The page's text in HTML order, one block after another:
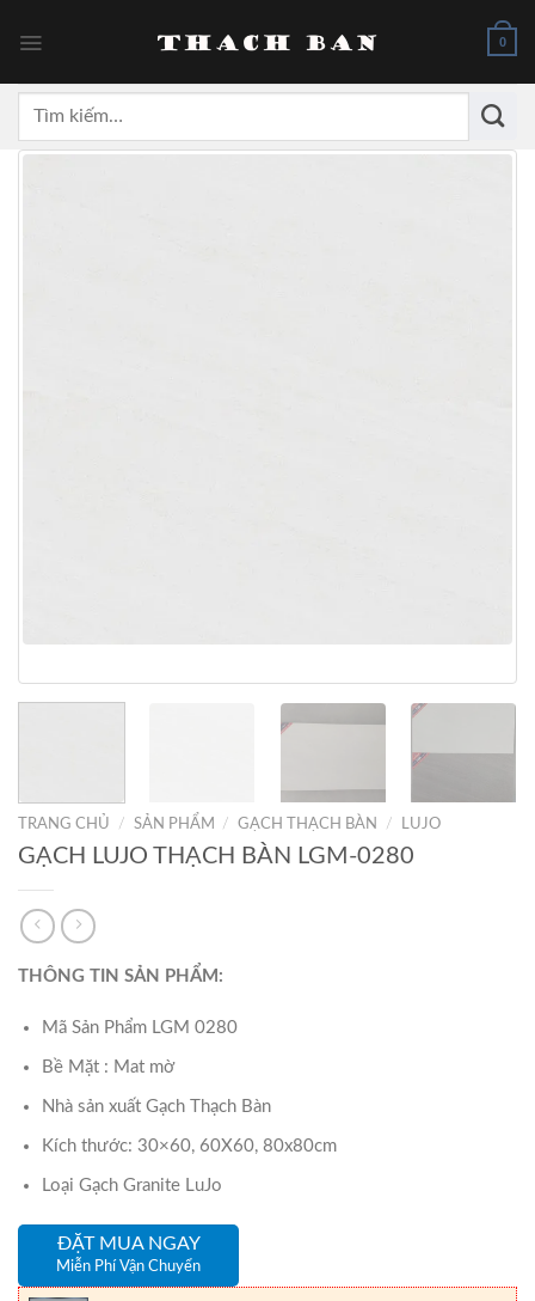
0
kiếm:
TRANG CHỦ / SẢN PHẨM / GẠCH THẠCH BÀN / LUJO
GẠCH LUJO THẠCH BÀN LGM-0280
THÔNG TIN SẢN PHẨM:
Mã Sản Phẩm LGM 0280
Bề Mặt : Mat mờ
Nhà sản xuất Gạch Thạch Bàn
Kích thước: 30×60, 60X60, 80x80cm
Loại Gạch Granite LuJo
ĐẶT MUA NGAY
Miễn Phí Vận Chuyển